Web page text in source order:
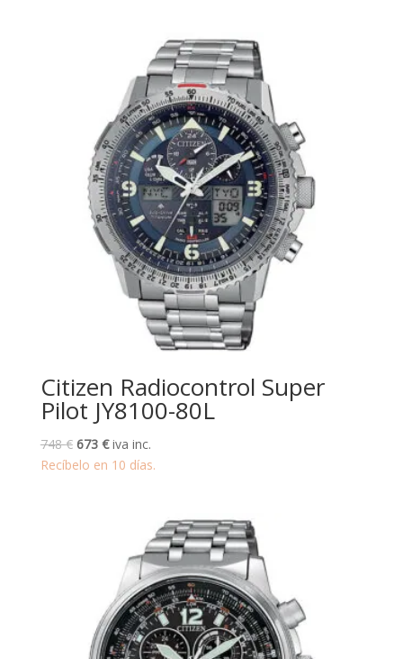
Citizen Radiocontrol Super
Pilot JY8100-80L
748€ El
precio
673 €El
precio
iva inc.
Recíbelo en 10 días.